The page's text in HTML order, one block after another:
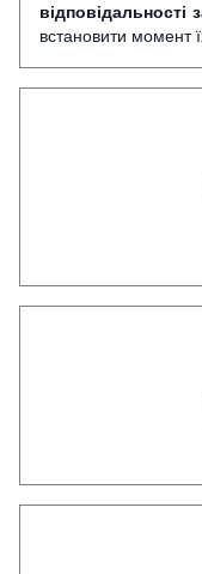
відповідальності
встановити момент